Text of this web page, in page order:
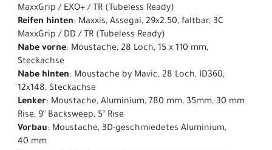
MaxxGrip / EXO+ / TR (Tubeless Ready)
Reifen hinten: Maxxis, Assegai, 29x2.50, faltbar, 3C
MaxxGrip / DD / TR (Tubeless Ready)
Nabe vorne: Moustache, 28 Loch, 15 x 110 mm,
Steckachse
Nabe hinten: Moustache by Mavic, 28 Loch, ID360,
12x148, Steckachse
Lenker: Moustache, Aluminium, 780 mm, 35mm, 30 mm
Rise, 9° Backsweep, 5° Rise
Vorbau: Moustache, 3D-geschmiedetes Aluminium,
40 mm